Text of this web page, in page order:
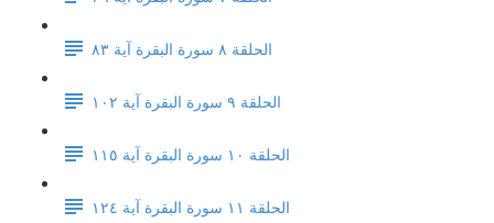
الحلقة ٨ سورة البقرة آية ٨٣
الحلقة ٩ سورة البقرة آية ١٠٢
الحلقة ١٠ سورة البقرة آية ١١٥
الحلقة ١١ سورة البقرة آية ١٢٤